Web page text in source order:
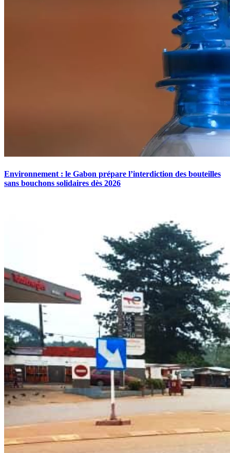
Environnement : le Gabon prépare l’interdiction des bouteilles
sans bouchons solidaires dès 2026